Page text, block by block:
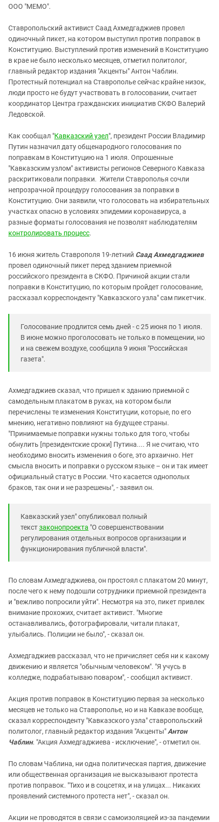
ИНАКОМЫСЛИЕ В ЧЕЧНЕ
ПРЕСЛЕДОВАНИЕ АКТИВИСТОВ
МОБИЛИЗАЦИЯ И ПРОТЕСТЫ
Дагестан
Кабардино-Балкария
Калмыкия
Карачаево-Черкесия
Краснодарский край
Нагорный Карабах
Российская Федерация
Северная Осетия - Алания
СКФО
Чечня
Южная Осетия
Южный Кавказ
ЮФО
ООО "МЕМО".
Ставропольский активист Саад Ахмедгаджиев провел
одиночный пикет, на котором выступил против поправок в
Конституцию. Выступлений против изменений в Конституцию
в крае не было несколько месяцев, отметил политолог,
главный редактор издания "Акценты" Антон Чаблин.
Протестный потенциал на Ставрополье сейчас крайне низок,
люди просто не будут участвовать в голосовании, считает
координатор Центра гражданских инициатив СКФО Валерий
Ледовской.
Как сообщал "Кавказский узел", президент России Владимир
Путин назначил дату общенародного голосования по
поправкам в Конституцию на 1 июля. Опрошенные
"Кавказским узлом" активисты регионов Северного Кавказа
раскритиковали поправки. Жители Ставрополья сочли
непрозрачной процедуру голосования за поправки в
Конституцию. Они заявили, что голосовать на избирательных
участках опасно в условиях эпидемии коронавируса, а
разные форматы голосования не позволят наблюдателям
контролировать процесс.
16 июня житель Ставрополя 19-летний Саад Ахмедгаджиев
провел одиночный пикет перед зданием приемной
российского президента в СКФО. Причиной акции стали
поправки в Конституцию, по которым пройдет голосование,
рассказал корреспонденту "Кавказского узла" сам пикетчик.
Голосование продлится семь дней - с 25 июня по 1 июля.
В июне можно проголосовать не только в помещении, но
и на свежем воздухе, сообщила 9 июня "Российская
газета".
Ахмедгаджиев сказал, что пришел к зданию приемной с
самодельным плакатом в руках, на котором были
перечислены те изменения Конституции, которые, по его
мнению, негативно повлияют на будущее страны.
"Принимаемые поправки нужны только для того, чтобы
обнулить [президентские сроки] Путина.... Я не считаю, что
необходимо вносить изменения о боге, это архаично. Нет
смысла вносить и поправки о русском языке – он и так имеет
официальный статус в России. Что касается однополых
браков, так они и не разрешены", - заявил он.
Кавказский узел" опубликовал полный
текстзаконопроекта "О совершенствовании
регулирования отдельных вопросов организации и
функционирования публичной власти".
По словам Ахмедгаджиева, он простоял с плакатом 20 минут,
после чего к нему подошли сотрудники приемной президента
и "вежливо попросили уйти". Несмотря на это, пикет привлек
внимание прохожих, считает активист. "Многие
останавливались, фотографировали, читали плакат,
улыбались. Полиции не было", - сказал он.
Ахмедгаджиев рассказал, что не причисляет себя ни к какому
движению и является "обычным человеком". "Я учусь в
колледже, подрабатываю поваром", - сообщил активист.
Акция против поправок в Конституцию первая за несколько
месяцев не только на Ставрополье, но и на Кавказе вообще,
сказал корреспонденту "Кавказского узла" ставропольский
политолог, главный редактор издания "Акценты" Антон
Чаблин. "Акция Ахмедгаджиева - исключение", - отметил он.
По словам Чаблина, ни одна политическая партия, движение
или общественная организация не высказывают протеста
против поправок. "Тихо и в соцсетях, и на улицах... Никаких
проявлений системного протеста нет", - сказал он.
Акции не проводятся в связи с самоизоляцией из-за пандемии